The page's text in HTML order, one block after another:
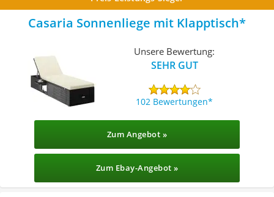
Casaria Sonnenliege mit Klapptisch
Unsere Bewertung:
SEHR GUT
102 Bewertungen
Zum Angebot »
Zum Ebay-Angebot »